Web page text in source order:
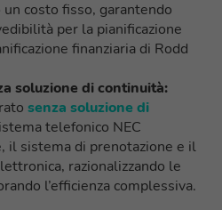
costo fisso, garantendo
per la pianificazione
finanziaria di Rodd
soluzione di continuità:
senza soluzione di
telefonico NEC
il sistema di prenotazione e il
razionalizzando le
l’efficienza complessiva.